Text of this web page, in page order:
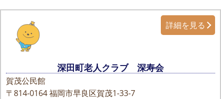
深田町老人クラブ 深寿会
賀茂公民館
〒814-0164福岡市早良区賀茂1-33-7
詳細を見る